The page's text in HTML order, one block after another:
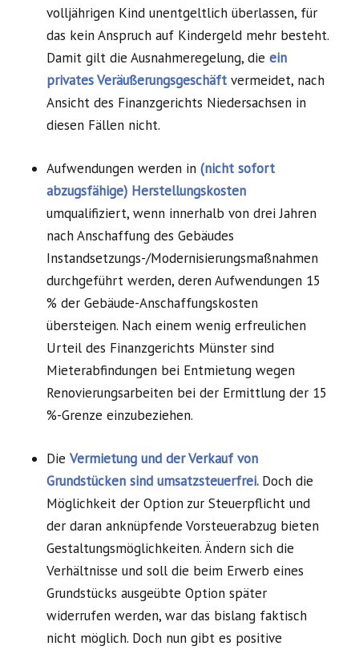
volljährigen Kind unentgeltlich überlassen, für
das kein Anspruch auf Kindergeld mehr besteht.
Damit gilt die Ausnahmeregelung, die ein
privates Veräußerungsgeschäftvermeidet, nach
Ansicht des Finanzgerichts Niedersachsen in
diesen Fällen nicht.
Aufwendungen werden in (nicht sofort
abzugsfähige) Herstellungskosten
umqualifiziert, wenn innerhalb von drei Jahren
nach Anschaffung des Gebäudes
Instandsetzungs-/Modernisierungsmaßnahmen
durchgeführt werden, deren Aufwendungen 15
% der Gebäude-Anschaffungskosten
übersteigen. Nach einem wenig erfreulichen
Urteil des Finanzgerichts Münster sind
Mieterabfindungen bei Entmietung wegen
Renovierungsarbeiten bei der Ermittlung der 15
%-Grenze einzubeziehen.
Die Vermietung und der Verkauf von
Grundstücken sind umsatzsteuerfrei. Doch die
Möglichkeit der Option zur Steuerpflicht und
der daran anknüpfende Vorsteuerabzug bieten
Gestaltungsmöglichkeiten. Ändern sich die
Verhältnisse und soll die beim Erwerb eines
Grundstücks ausgeübte Option später
widerrufen werden, war das bislang faktisch
nicht möglich. Doch nun gibt es positive